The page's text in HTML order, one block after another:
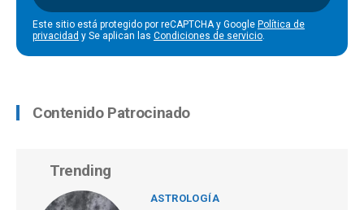
Este sitio está protegido por reCAPTCHA y Google Política de
privacidad y Se aplican las Condiciones de servicio.
Contenido Patrocinado
Trending
ASTROLOGÍA